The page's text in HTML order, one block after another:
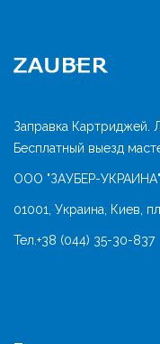
Заправка Картриджей.
Бесплатный выезд
ООО "ЗАУБЕР-
01001, Украина, Киев,
Тел.+38 (044) 35-30-837